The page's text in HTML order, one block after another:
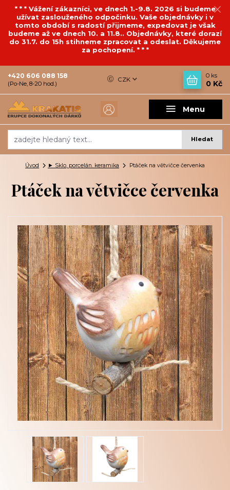
* * * Vážení zákazníci, ve dnech 1.-9.8. 2026 si budeme
užívat zaslouženého odpočinku. Vaše objednávky i v
tomto období s radostí přijmeme, expedovat je však
budeme až ve dnech 10. a 11.8.. Objednávky, které dorazí
do 31.7. do 15h stihneme zpracovat a odeslat. Děkujeme
za pochopení. * * *
Menu
CZK
Hledat
+420 606 088 158
(Po-Ne, 8-20 hod.)
0 ks
0 Kč
Úvod ► Sklo, porcelán. keramika Ptáček na větvičce červenka
Ptáček na větvičce červenka